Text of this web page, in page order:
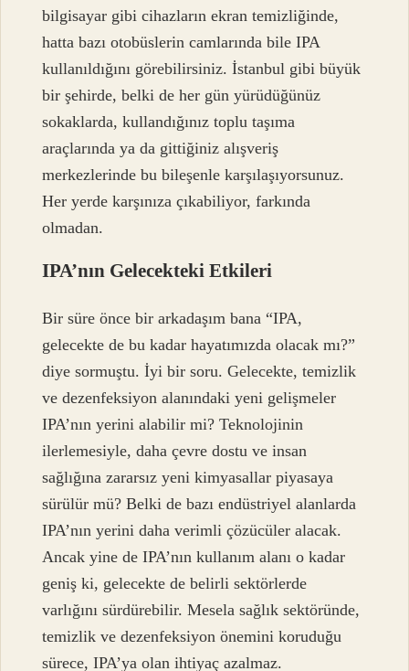
bilgisayar gibi cihazların ekran temizliğinde,
hatta bazı otobüslerin camlarında bile IPA
kullanıldığını görebilirsiniz. İstanbul gibi büyük
bir şehirde, belki de her gün yürüdüğünüz
sokaklarda, kullandığınız toplu taşıma
araçlarında ya da gittiğiniz alışveriş
merkezlerinde bu bileşenle karşılaşıyorsunuz.
Her yerde karşınıza çıkabiliyor, farkında
olmadan.
IPA’nın Gelecekteki Etkileri
Bir süre önce bir arkadaşım bana “IPA,
gelecekte de bu kadar hayatımızda olacak mı?”
diye sormuştu. İyi bir soru. Gelecekte, temizlik
ve dezenfeksiyon alanındaki yeni gelişmeler
IPA’nın yerini alabilir mi? Teknolojinin
ilerlemesiyle, daha çevre dostu ve insan
sağlığına zararsız yeni kimyasallar piyasaya
sürülür mü? Belki de bazı endüstriyel alanlarda
IPA’nın yerini daha verimli çözücüler alacak.
Ancak yine de IPA’nın kullanım alanı o kadar
geniş ki, gelecekte de belirli sektörlerde
varlığını sürdürebilir. Mesela sağlık sektöründe,
temizlik ve dezenfeksiyon önemini koruduğu
sürece, IPA’ya olan ihtiyaç azalmaz.